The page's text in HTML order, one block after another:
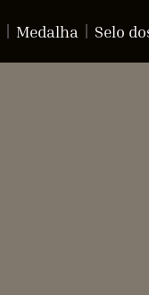
Medalha Selo